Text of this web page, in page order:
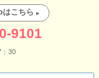
こちら
9101
：30